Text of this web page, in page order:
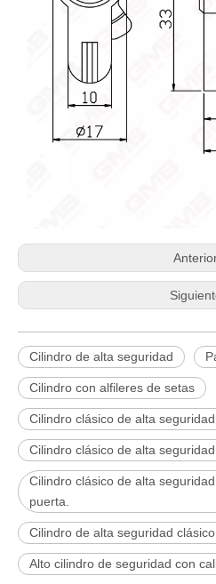
Cilindro de alta seguridad
Cilindro con alfileres de setas
Cilindro clásico de alta seguridad
Cilindro clásico de alta
Cilindro clásico de alta
puerta.
Cilindro de alta seguridad
Alto cilindro de seguridad con